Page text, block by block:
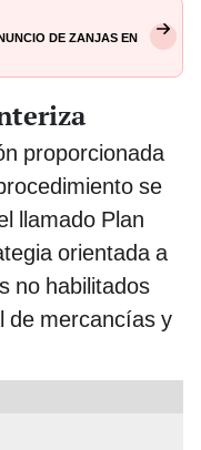
de zanjas en
proporcionada
se
llamado Plan
orientada a
no habilitados
de mercancías y